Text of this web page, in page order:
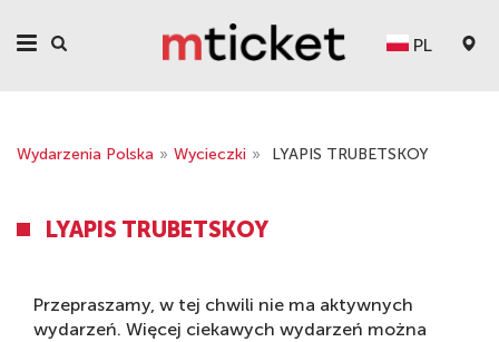
PL
Wydarzenia Polska » Wycieczki » LYAPIS TRUBETSKOY
LYAPIS TRUBETSKOY
Przepraszamy, w tej chwili nie ma aktywnych
wydarzeń. Więcej ciekawych wydarzeń można